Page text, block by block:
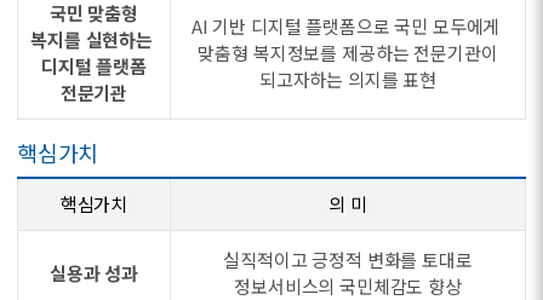
국민 맞춤형
복지를 실현하는
디지털 플랫폼
전문기관
AI 기반 디지털 플랫폼으로 국민 모두에게
맞춤형 복지정보를 제공하는 전문기관이
되고자하는 의지를 표현
핵심가치
핵심가치 의 미
실용과 성과
실직적이고 긍정적 변화를 토대로
정보서비스의 국민체감도 향상